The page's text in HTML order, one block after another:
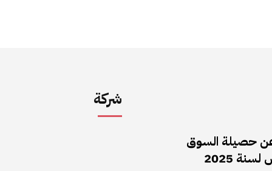
شركة
حصيلة السوق
2025